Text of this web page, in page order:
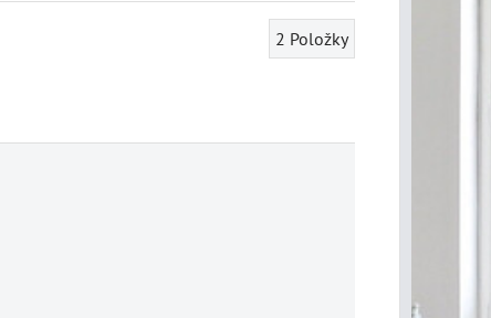
2 Položky